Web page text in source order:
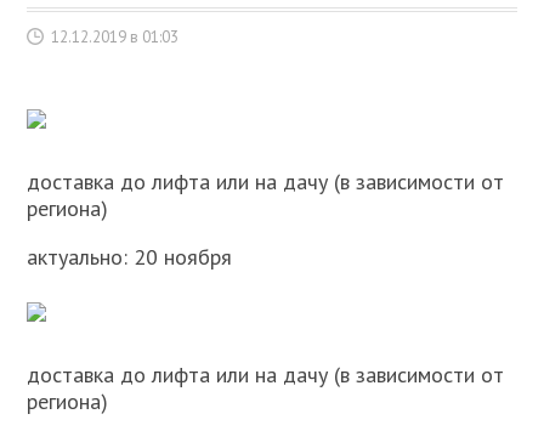
12.12.2019 в 01:03
доставка до лифта или на дачу (в зависимости от
региона)
актуально: 20 ноября
доставка до лифта или на дачу (в зависимости от
региона)